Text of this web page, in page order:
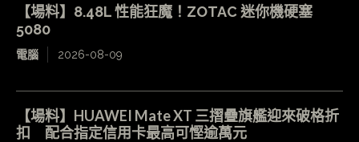
【場料】8.48L 性能狂魔！ZOTAC 迷你機硬塞
5080
電腦 2026-08-09
【場料】HUAWEI Mate XT 三摺疊旗艦迎來破格折
扣 配合指定信用卡最高可慳逾萬元